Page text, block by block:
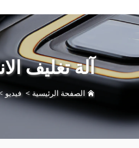
آلة تغليف
الصفحة الرئيسية >فيديو